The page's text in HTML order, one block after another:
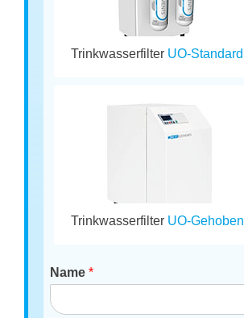
Trinkwasserfilter UO-Standard
Trinkwasserfilter UO-Gehoben
Name*